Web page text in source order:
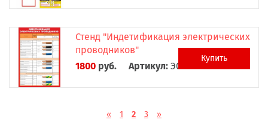
Стенд "Индетификация электрических
проводников"
1800 руб. Артикул: Э0024
Купить
« 1 2 3 »